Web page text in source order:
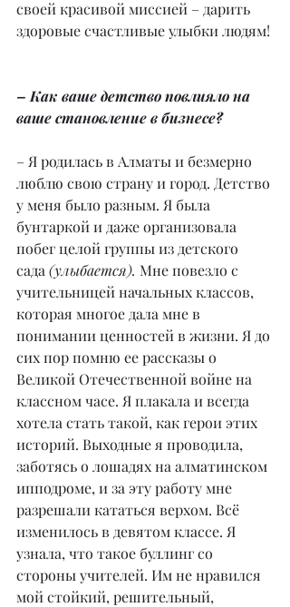
своей красивой миссией – дарить
здоровые счастливые улыбки людям!
– Как ваше детство повлияло на
ваше становление в бизнесе?
– Я родилась в Алматы и безмерно
люблю свою страну и город. Детство
у меня было разным. Я была
бунтаркой и даже организовала
побег целой группы из детского
сада (улыбается). Мне повезло с
учительницей начальных классов,
которая многое дала мне в
понимании ценностей в жизни. Я до
сих пор помню ее рассказы о
Великой Отечественной войне на
классном часе. Я плакала и всегда
хотела стать такой, как герои этих
историй. Выходные я проводила,
заботясь о лошадях на алматинском
ипподроме, и за эту работу мне
разрешали кататься верхом. Всё
изменилось в девятом классе. Я
узнала, что такое буллинг со
стороны учителей. Им не нравился
мой стойкий, решительный,